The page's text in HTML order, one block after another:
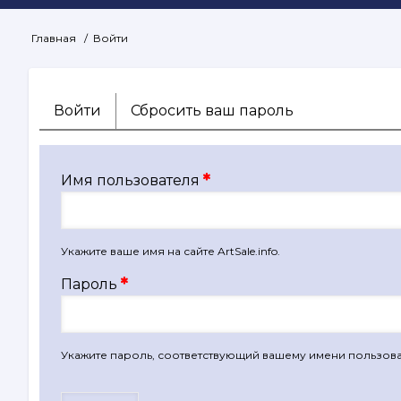
Строка
навигации
Главная Войти
Главные
Войти
(активная
вкладка)
Сбросить ваш пароль
Имя пользователя
Укажите ваше имя на сайте ArtSale.info.
Пароль
Укажите пароль, соответствующий вашему имени